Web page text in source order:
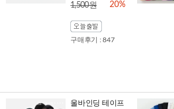
1,500원 20%
구매후기 : 847
울바인딩 테이프